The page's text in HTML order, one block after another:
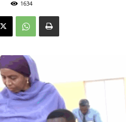
1634